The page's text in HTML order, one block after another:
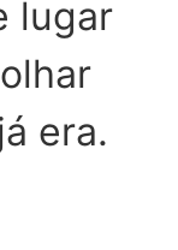
lugar
era.